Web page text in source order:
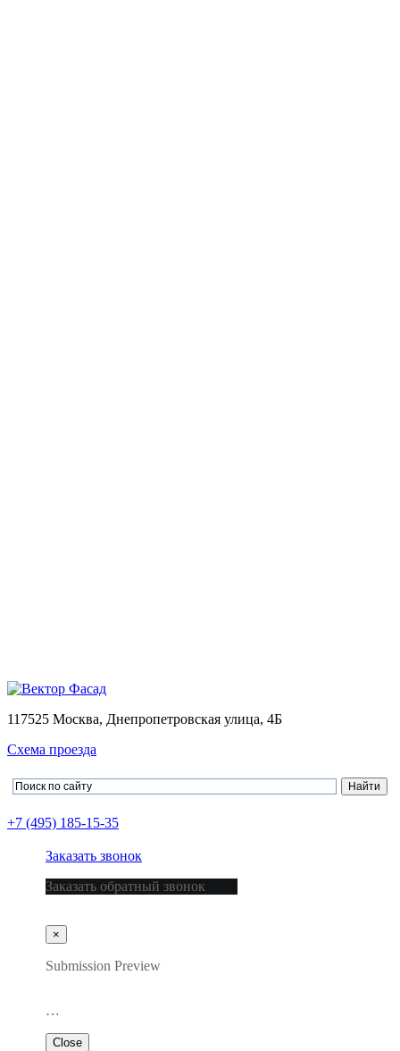
117525 Москва, Днепропетровская улица, 4Б
Схема проезда
+7 (495) 185-15-35
Заказать звонок
Заказать обратный звонок
×
Submission Preview
…
Close